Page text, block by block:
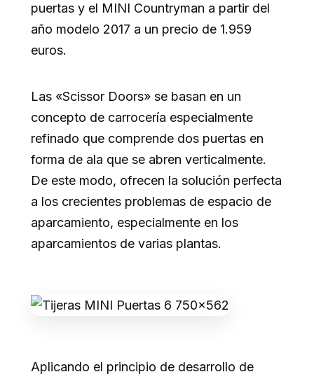
puertas y el MINI Countryman a partir del
año modelo 2017 a un precio de 1.959
euros.
Las «Scissor Doors» se basan en un
concepto de carrocería especialmente
refinado que comprende dos puertas en
forma de ala que se abren verticalmente.
De este modo, ofrecen la solución perfecta
a los crecientes problemas de espacio de
aparcamiento, especialmente en los
aparcamientos de varias plantas.
Aplicando el principio de desarrollo de